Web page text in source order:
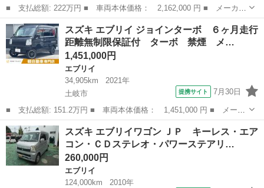
■ 支払総額: 222万円 ■ 車両本体価格： 2,162,000 円 ■ メーカー
名： スズキ ■ 車種名： エブリイ ■ グレード名： ＰＡリミテ
ッド ダムドリトルディーカスタム 衝突被害軽減システム クリア
ランスソナ...
岐阜 岐阜市 エブリイ
スズキ エブリイ ジョインターボ ６ヶ月走行
距離無制限保証付 ターボ 禁煙 メ…
1,451,000円
エブリイ
34,905km
2021年
土岐市
提携サイト 7月30日
■ 支払総額: 151.2万円 ■ 車両本体価格： 1,451,000 円 ■ メーカ
ー名： スズキ ■ 車種名： エブリイ ■ グレード名： ジョイン
ターボ ６ヶ月走行距離無制限保証付 ターボ 禁煙 メモリーナ
ビ フルセ...
岐阜 土岐市 エブリイ
スズキ エブリイワゴン ＪＰ キーレス・エア
コン・ＣＤステレオ・パワーステアリ…
260,000円
エブリイ
124,000km
2010年